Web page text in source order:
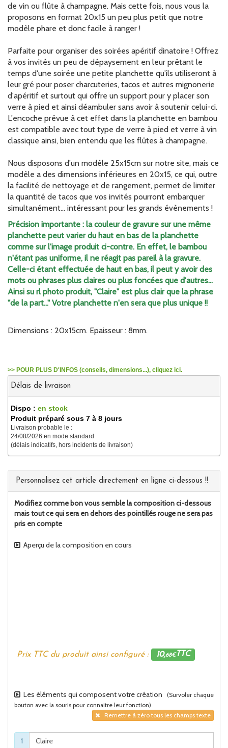
de vin ou flûte à champagne. Mais cette fois, nous vous la
proposons en format 20x15 un peu plus petit que notre
modèle phare et donc facile à ranger !
Parfaite pour organiser des soirées apéritif dinatoire ! Offrez
à vos invités un peu de dépaysement en leur prêtant le
temps d'une soirée une petite planchette qu'ils utiliseront à
leur gré pour poser charcuteries, tacos et autres mignonerie
d'apéritif et surtout qui offre un support pour y placer son
verre à pied et ainsi déambuler sans avoir à soutenir celui-ci.
L'encoche prévue à cet effet dans la planchette en bambou
est compatible avec tout type de verre à pied et verre à vin
classique ainsi, bien entendu que les flûtes à champagne.
Nous disposons d'un modèle 25x15cm sur notre site, mais ce
modèle a des dimensions inférieures en 20x15, ce qui, outre
la facilité de nettoyage et de rangement, permet de limiter
la quantité de tacos que vos invités pourront embarquer
simultanément... intéressant pour les grands évènements !
Précision importante : la couleur de gravure sur une même
planchette peut varier du haut en bas de la planchette
comme sur l'image produit ci-contre. En effet, le bambou
n'étant pas uniforme, il ne réagit pas pareil à la gravure.
Celle-ci étant effectuée de haut en bas, il peut y avoir des
mots ou phrases plus claires ou plus foncées que d'autres...
Ainsi su rl photo produit, "Claire" est plus clair que la phrase
"de la part..." Votre planchette n'en sera que plus unique !!
Dimensions : 20x15cm. Epaisseur : 8mm.
>> POUR PLUS D'INFOS (conseils, dimensions...), cliquez ici.
Délais de livraison
Dispo : en stock
Produit préparé sous 7 à 8 jours
Livraison probable le :
24/08/2026 en mode standard
(délais indicatifs, hors incidents de livraison)
Personnalisez cet article directement en ligne ci-dessous !!
Modifiez comme bon vous semble la composition ci-dessous
mais tout ce qui sera en dehors des pointillés rouge ne sera pas
pris en compte
Aperçu de la composition en cours
Prix TTC du produit ainsi configuré : 10,68€TTC
Les éléments qui composent votre création
(Survoler chaque
bouton avec la souris pour connaitre leur fonction)
Remettre à zéro tous les champs texte
1